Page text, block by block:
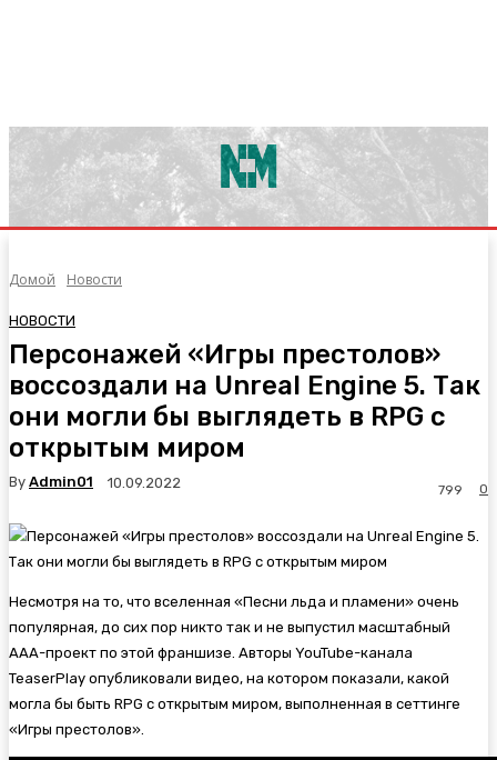
Домой Новости
НОВОСТИ
Персонажей «Игры престолов»
воссоздали на Unreal Engine 5. Так
они могли бы выглядеть в RPG с
открытым миром
By Admin01 10.09.2022 0
799
Несмотря на то, что вселенная «Песни льда и пламени» очень
популярная, до сих пор никто так и не выпустил масштабный
AAA-проект по этой франшизе. Авторы YouTube-канала
TeaserPlay опубликовали видео, на котором показали, какой
могла бы быть RPG с открытым миром, выполненная в сеттинге
«Игры престолов».